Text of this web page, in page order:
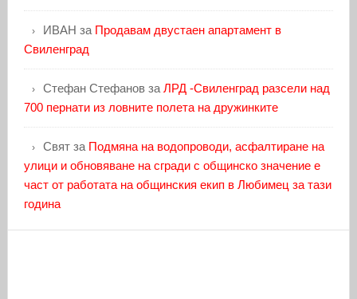
ИВАН за Продавам двустаен апартамент в
Свиленград
Стефан Стефановза ЛРД -Свиленград разсели над
700 пернати из ловните полета на дружинките
Святза Подмяна на водопроводи, асфалтиране на
улици и обновяване на сгради с общинско значение е
част от работата на общинския екип в Любимец за тази
година